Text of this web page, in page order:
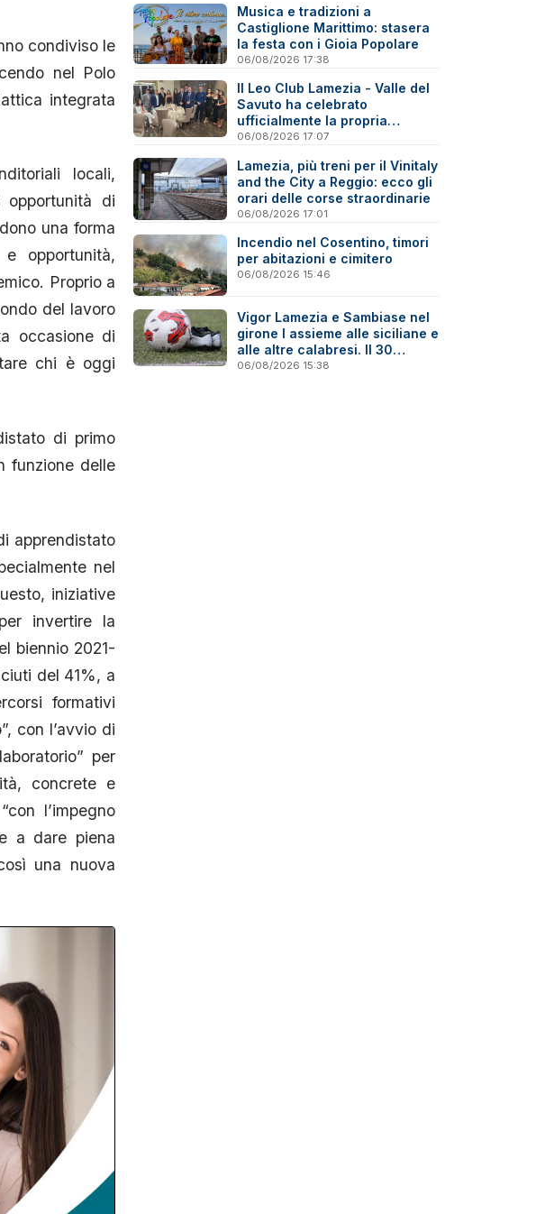
condiviso le
nel Polo
integrata
locali,
opportunità di
una forma
opportunità,
Proprio a
del lavoro
occasione di
chi è oggi
di primo
funzione delle
apprendistato
nel
iniziative
invertire la
biennio 2021-
del 41%, a
formativi
con l’avvio di
per
concrete e
l’impegno
a dare piena
una nuova
Musica e tradizioni a
Castiglione Marittimo: stasera
la festa con i Gioia Popolare
06/08/2026 17:38
Il Leo Club Lamezia - Valle del
Savuto ha celebrato
ufficialmente la propria
riattivazione
06/08/2026 17:07
Lamezia, più treni per il Vinitaly
and the City a Reggio: ecco gli
orari delle corse straordinarie
06/08/2026 17:01
Incendio nel Cosentino, timori
per abitazioni e cimitero
06/08/2026 15:46
Vigor Lamezia e Sambiase nel
girone I assieme alle siciliane e
alle altre calabresi. Il 30
agosto stracittadina di Coppa
06/08/2026 15:38